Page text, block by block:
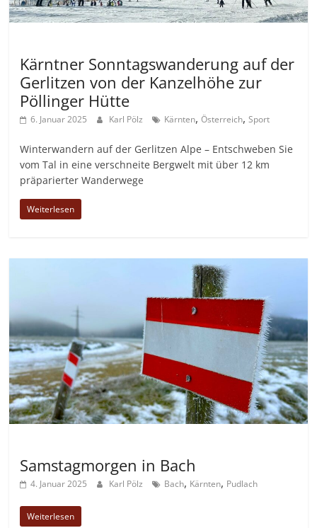
Kärntner Sonntagswanderung auf der
Gerlitzen von der Kanzelhöhe zur
Pöllinger Hütte
6. Januar 2025 Karl Pölz Kärnten,Österreich,Sport
Winterwandern auf der Gerlitzen Alpe – Entschweben Sie
vom Tal in eine verschneite Bergwelt mit über 12 km
präparierter Wanderwege
Weiterlesen
Samstagmorgen in Bach
4. Januar 2025 Karl Pölz Bach, Kärnten, Pudlach
Weiterlesen